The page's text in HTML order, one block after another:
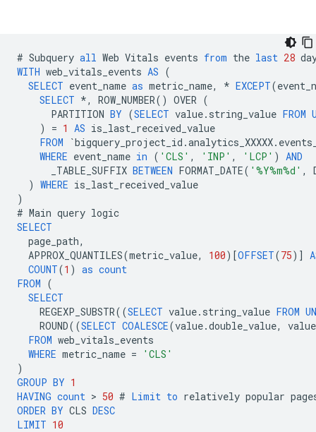
# Subquery all Web Vitals events from the last 28
WITH web_vitals_events AS (
SELECT event_name as metric_name, * EXCEPT(
SELECT *, ROW_NUMBER() OVER (
PARTITION BY (SELECT value. string_value FROM
)
= 1 AS is_last_received_value
FROM
`bigquery_project_id .analytics_XXXXX.
WHERE event_name in ( 'CLS' , 'INP' , 'LCP' )
AND
_TABLE_SUFFIX BETWEEN FORMAT_DATE( '%Y%m%d' ,
) WHERE is_last_received_value
)
# Main query logic
SELECT
page_path,
APPROX_QUANTILES(metric_value, 100)[OFFSET(75)]
COUNT(1 ) as count
FROM (
SELECT
REGEXP_SUBSTR((SELECT value. string_value FROM
ROUND((SELECT COALESCE(value.double_value,
value
FROM web_vitals_events
WHERE metric_name =
'CLS'
)
GROUP BY 1
HAVING count > 50 # Limit to relatively popular
ORDER BY CLS DESC
LIMIT 10